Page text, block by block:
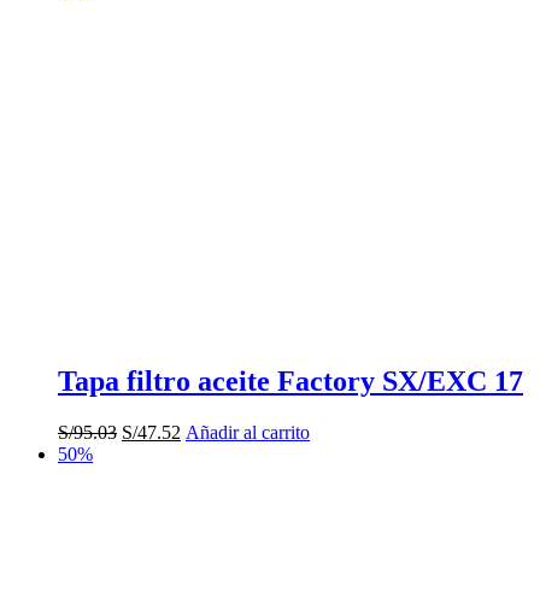
Tapa filtro aceite Factory SX/EXC 17
S/95.03 El
S/47.52 El
Añadir al carrito
50%